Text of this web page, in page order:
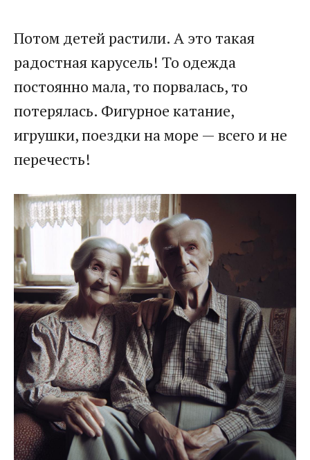
Потом детей растили. А это такая
радостная карусель! То одежда
постоянно мала, то порвалась, то
потерялась. Фигурное катание,
игрушки, поездки на море — всего и не
перечесть!